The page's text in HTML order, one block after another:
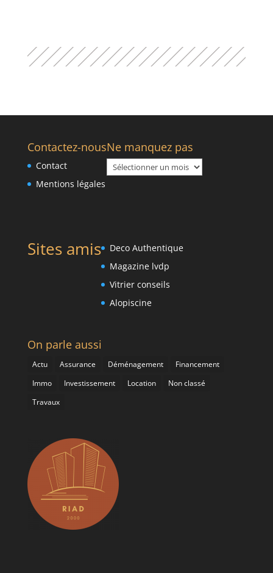
Contactez-nous
Contact
Mentions légales
Ne manquez pas
Ne
manquez
Sites amis
Deco Authentique
Magazine lvdp
Vitrier conseils
Alopiscine
On parle aussi
Actu Assurance Déménagement
Financement
Immo
Investissement Location
Non classé
Travaux